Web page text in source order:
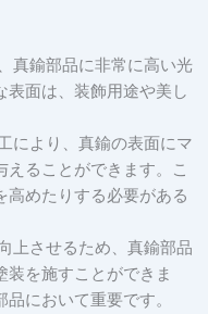
真鍮部品に非常に高い光
表面は、装飾用途や美し
により、真鍮の表面にマ
えることができます。こ
高めたりする必要がある
上させるため、真鍮部品
を施すことができま
において重要です。